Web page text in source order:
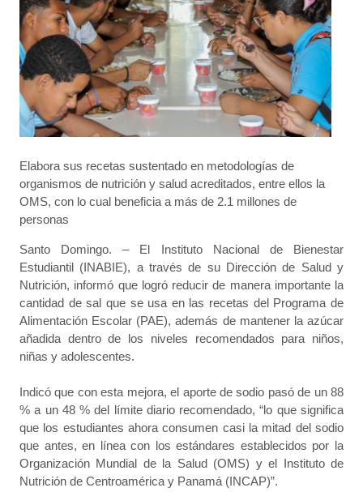
Elabora sus recetas sustentado en metodologías de
organismos de nutrición y salud acreditados, entre ellos la
OMS, con lo cual beneficia a más de 2.1 millones de
personas
Santo Domingo. – El Instituto Nacional de Bienestar
Estudiantil (INABIE), a través de su Dirección de Salud y
Nutrición, informó que logró reducir de manera importante la
cantidad de sal que se usa en las recetas del Programa de
Alimentación Escolar (PAE), además de mantener la azúcar
añadida dentro de los niveles recomendados para niños,
niñas y adolescentes.
Indicó que con esta mejora, el aporte de sodio pasó de un 88
% a un 48 % del límite diario recomendado, “lo que significa
que los estudiantes ahora consumen casi la mitad del sodio
que antes, en línea con los estándares establecidos por la
Organización Mundial de la Salud (OMS) y el Instituto de
Nutrición de Centroamérica y Panamá (INCAP)”.